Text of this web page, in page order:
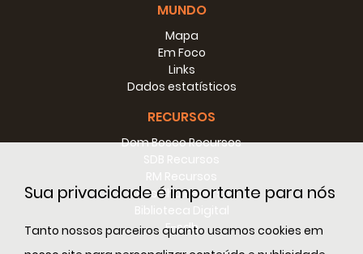
Sua privacidade é importante para nós
Tanto nossos parceiros quanto usamos cookies em
Alphonse
África Central e Ocidental
MUNDO
Mapa
Em Foco
Links
Dados estatísticos
RECURSOS
Dom Bosco Recursos
Conselho Recursos
E-sdb